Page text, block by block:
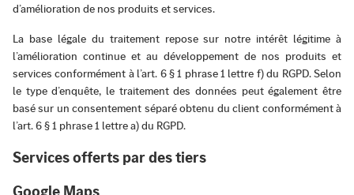
d’amélioration de nos produits et services.
La base légale du traitement repose sur notre intérêt légitime à
l’amélioration continue et au développement de nos produits et
services conformément à l’art. 6 § 1 phrase 1 lettre f) du RGPD. Selon
le type d’enquête, le traitement des données peut également être
basé sur un consentement séparé obtenu du client conformément à
l’art. 6 § 1 phrase 1 lettre a) du RGPD.
Services offerts par des tiers